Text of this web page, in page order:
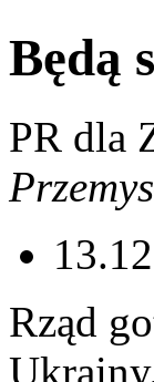
Będą
PR dla
Rząd